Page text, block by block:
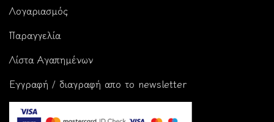
Λογαριασμός
Παραγγελία
Λίστα Αγαπημένων
Εγγραφή / διαγραφή απο το newsletter